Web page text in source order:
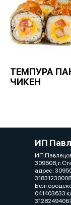
ТЕМПУРА
ЧИКЕН
ИП
ИП
309508, г.
адрес:
041403633